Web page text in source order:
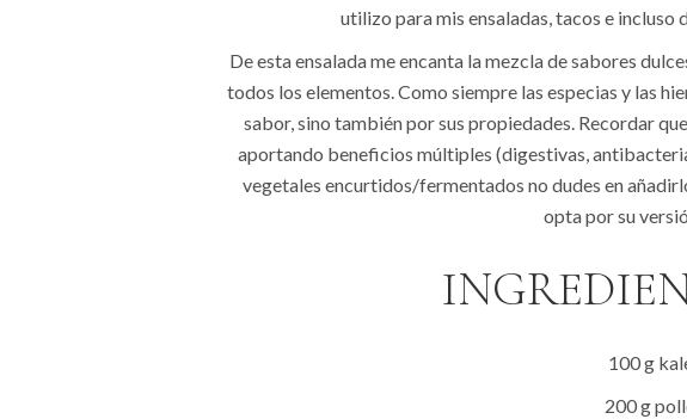
utilizo para mis ensaladas, tacos e incluso
De esta ensalada me encanta la mezcla de sabores
todos los elementos. Como siempre las especias y las
sabor, sino también por sus propiedades. Recordar
aportando beneficios múltiples (digestivas,
vegetales encurtidos/fermentados no dudes en
opta por su
100 g
200 g